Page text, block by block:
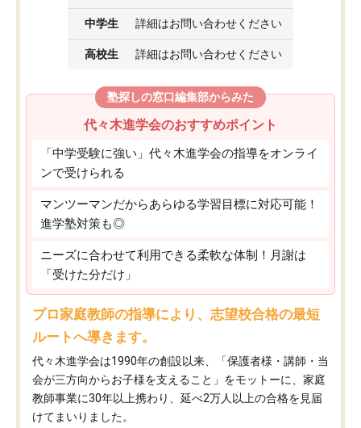
中学生 詳細はお問い合わせください
高校生 詳細はお問い合わせください
塾探しの窓口編集部からみた
代々木進学会のおすすめポイント
「中学受験に強い」代々木進学会の指導をオンライ
ンで受けられる
マンツーマンだからあらゆる学習目標に対応可能！
進学塾対策も◎
ニーズに合わせて利用できる柔軟な体制！月謝は
「受けた分だけ」
プロ家庭教師の指導により、志望校合格の最短
ルートへ導きます。
代々木進学会は1990年の創設以来、「保護者様・講師・当
会が三方向からお子様を支えること」をモットーに、家庭
教師事業に30年以上携わり、延べ2万人以上の合格を見届
けてまいりました。